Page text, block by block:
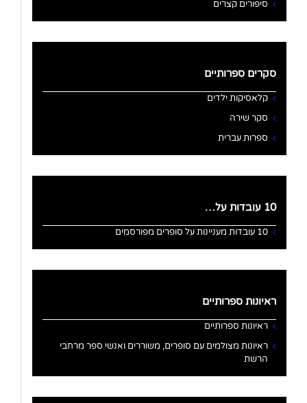
סיפורים קצרים
סקרים ספרותיים
קלאסיקות ילדים
סקר שירה
ספרות עברית
10 עובדות על…
10 עובדות מעניינות על סופרים מפורסמים
ראיונות ספרותיים
ראיונות ספרותיים
ראיונות מצולמים עם סופרים, משוררים ואנשי ספר מרחבי
הרשת